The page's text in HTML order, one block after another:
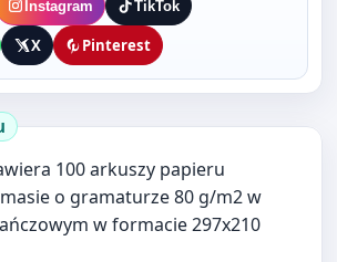
100 arkuszy papieru
o gramaturze 80 g/m2 w
w formacie 297x210
m2